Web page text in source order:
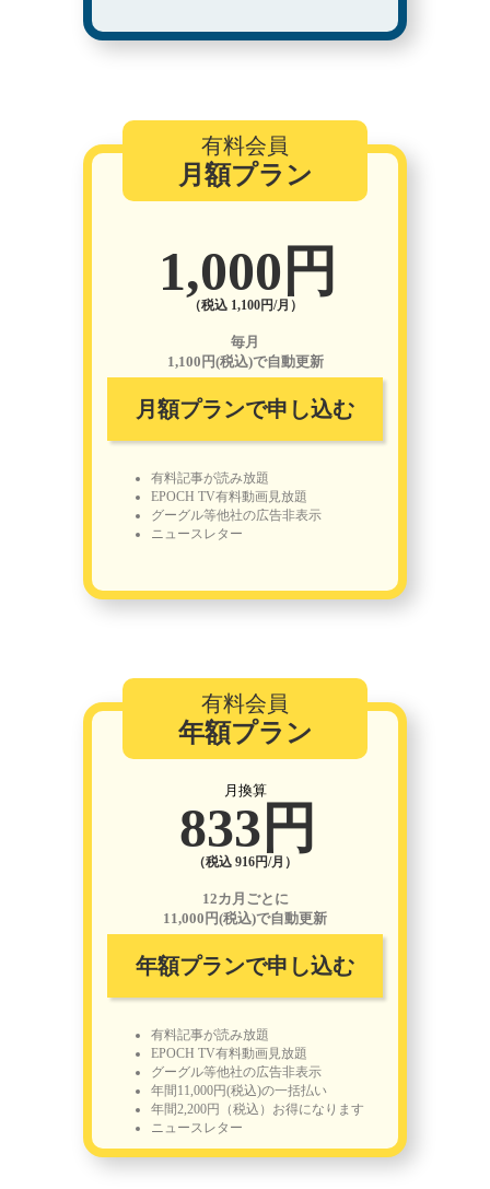
有料会員
月額プラン
1,000円
（税込 1,100円/月）
毎月
1,100円(税込)で自動更新
月額プランで申し込む
有料記事が読み放題
EPOCH TV有料動画見放題
グーグル等他社の広告非表示
ニュースレター
有料会員
年額プラン
月換算
833円
（税込 916円/月）
12カ月ごとに
11,000円(税込)で自動更新
年額プランで申し込む
有料記事が読み放題
EPOCH TV有料動画見放題
グーグル等他社の広告非表示
年間11,000円(税込)の一括払い
年間2,200円（税込）お得になります
ニュースレター